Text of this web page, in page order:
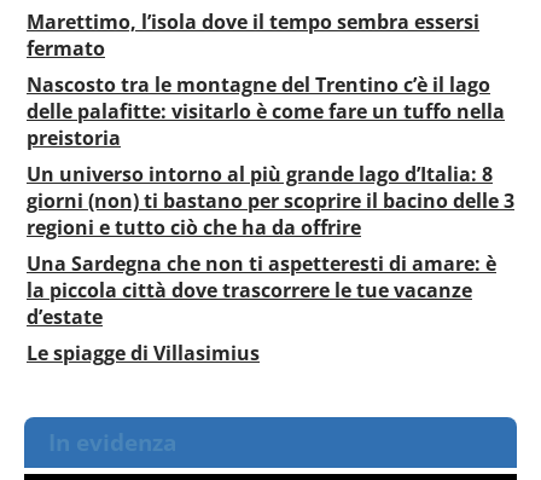
Marettimo, l’isola dove il tempo sembra essersi
fermato
Nascosto tra le montagne del Trentino c’è il lago
delle palafitte: visitarlo è come fare un tuffo nella
preistoria
Un universo intorno al più grande lago d’Italia: 8
giorni (non) ti bastano per scoprire il bacino delle 3
regioni e tutto ciò che ha da offrire
Una Sardegna che non ti aspetteresti di amare: è
la piccola città dove trascorrere le tue vacanze
d’estate
Le spiagge di Villasimius
In evidenza